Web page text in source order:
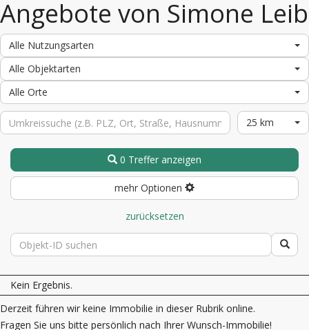
Angebote von Simone Leib
Alle Nutzungsarten
Alle Objektarten
Alle Orte
25 km
0 Treffer anzeigen
mehr Optionen
zurücksetzen
Kein Ergebnis.
Derzeit führen wir keine Immobilie in dieser Rubrik online.
Fragen Sie uns bitte persönlich nach Ihrer Wunsch-Immobilie!